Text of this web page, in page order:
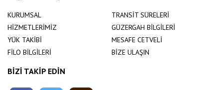
KURUMSAL
HİZMETLERİMİZ
YÜK TAKİBİ
FİLO BİLGİLERİ
TRANSİT SÜRELERİ
GÜZERGAH BİLGİLERİ
MESAFE CETVELİ
BİZE ULAŞIN
BİZİ TAKİP EDİN